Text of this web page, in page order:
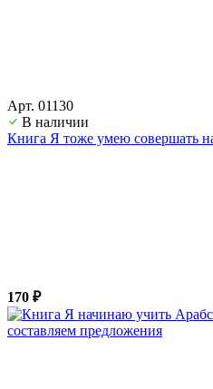
Арт. 01130
В наличии
Книга Я тоже умею совершать
170 ₽